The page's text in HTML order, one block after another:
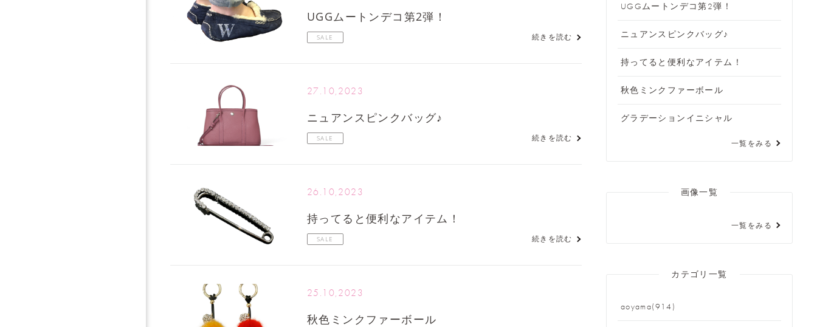
UGGムートンデコ第2弾！
SALE 続きを読む
27.10,2023
ニュアンスピンクバッグ♪
SALE 続きを読む
26.10,2023
持ってると便利なアイテム！
SALE 続きを読む
25.10,2023
秋色ミンクファーボール
UGGムートンデコ第2弾！
ニュアンスピンクバッグ♪
持ってると便利なアイテム！
秋色ミンクファーボール
グラデーションイニシャル
一覧をみる
画像一覧
一覧をみる
カテゴリ一覧
aoyama(914)